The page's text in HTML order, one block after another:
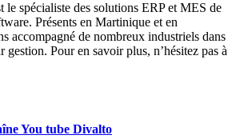
le spécialiste des solutions ERP et MES de
Présents en Martinique et en
accompagné de nombreux industriels dans
gestion. Pour en savoir plus, n’hésitez pas à
You tube Divalto